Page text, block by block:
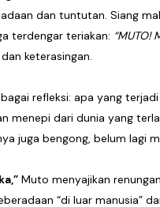
dan tuntutan. Siang
terdengar teriakan: “MUTO!
keterasingan.
refleksi: apa yang
menepi dari dunia yang
juga bengong, belum lagi
Muto menyajikan
“di luar manusia”